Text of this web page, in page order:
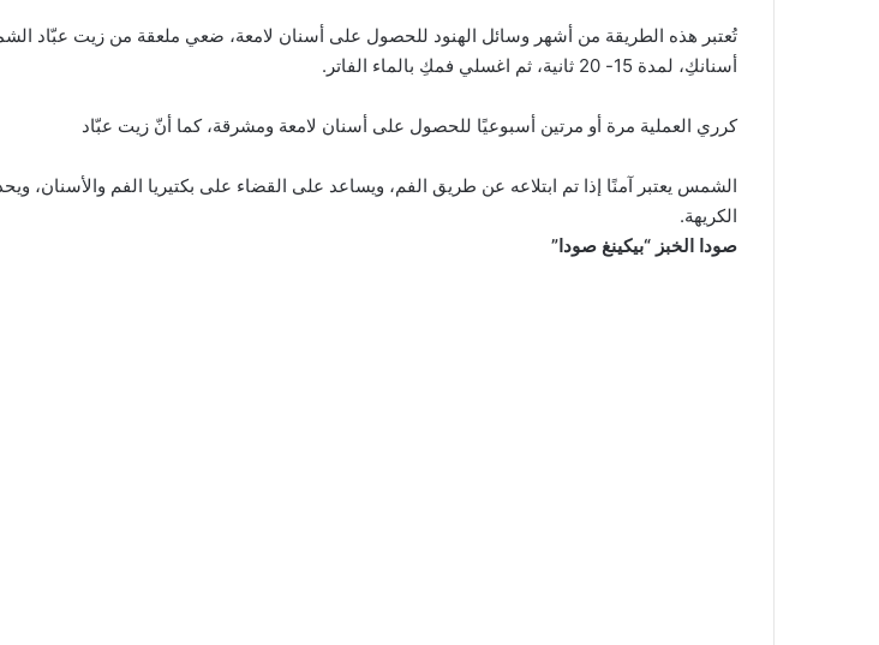
تُعتبر هذه الطريقة من أشهر وسائل الهنود للحصول على أسنان لامعة، ضعي ملعقة من زيت عبّاد
أسنانكِ، لمدة 15- 20 ثانية، ثم اغسلي فمكِ بالماء الفاتر.
كرري العملية مرة أو مرتين أسبوعيًا للحصول على أسنان لامعة ومشرقة، كما أنّ زيت عبّاد
الشمس يعتبر آمنًا إذا تم ابتلاعه عن طريق الفم، ويساعد على القضاء على بكتيريا الفم والأسنان،
الكريهة.
صودا الخبز “بيكينغ صودا”